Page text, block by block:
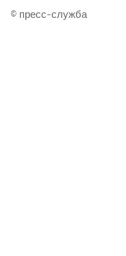
© пресс-служба